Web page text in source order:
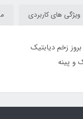
ویژگی های کاربردی
زخم دیابتیک
پینه